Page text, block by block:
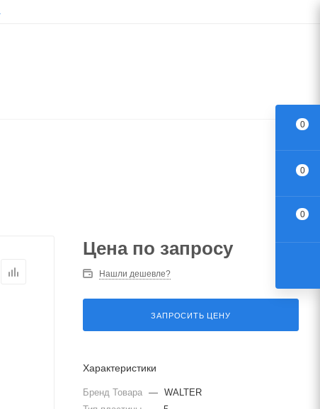
Цена по запросу
Нашли дешевле?
ЗАПРОСИТЬ ЦЕНУ
Характеристики
Бренд Товара — WALTER
0
0
0